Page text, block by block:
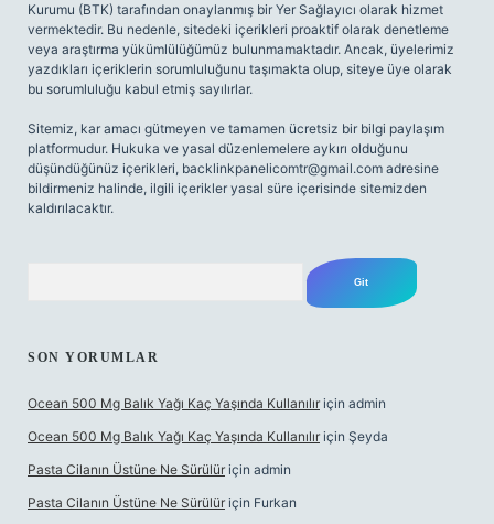
Kurumu (BTK) tarafından onaylanmış bir Yer Sağlayıcı olarak hizmet
vermektedir. Bu nedenle, sitedeki içerikleri proaktif olarak denetleme
veya araştırma yükümlülüğümüz bulunmamaktadır. Ancak, üyelerimiz
yazdıkları içeriklerin sorumluluğunu taşımakta olup, siteye üye olarak
bu sorumluluğu kabul etmiş sayılırlar.
Sitemiz, kar amacı gütmeyen ve tamamen ücretsiz bir bilgi paylaşım
platformudur. Hukuka ve yasal düzenlemelere aykırı olduğunu
düşündüğünüz içerikleri, backlinkpanelicomtr@gmail.com adresine
bildirmeniz halinde, ilgili içerikler yasal süre içerisinde sitemizden
kaldırılacaktır.
SON YORUMLAR
Ocean 500 Mg Balık Yağı Kaç Yaşında Kullanılır için admin
Ocean 500 Mg Balık Yağı Kaç Yaşında Kullanılır için Şeyda
Pasta Cilanın Üstüne Ne Sürülür için admin
Pasta Cilanın Üstüne Ne Sürülür için Furkan